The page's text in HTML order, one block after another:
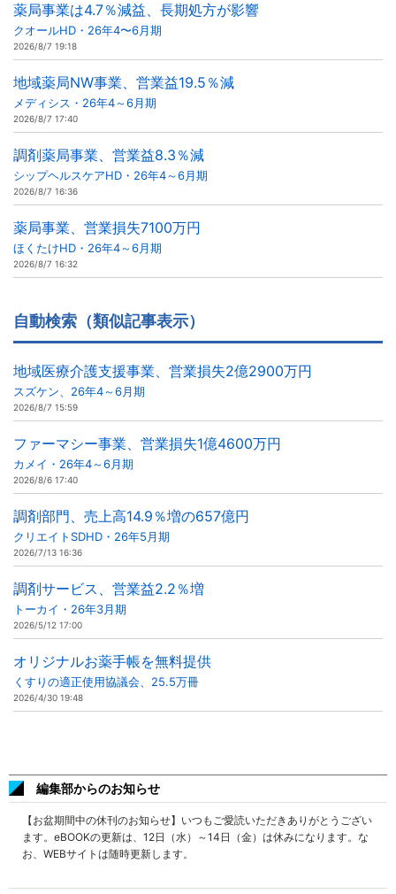
薬局事業は4.7％減益、長期処方が影響
クオールHD・26年4〜6月期
2026/8/7 19:18
地域薬局NW事業、営業益19.5％減
メディシス・26年4～6月期
2026/8/7 17:40
調剤薬局事業、営業益8.3％減
シップヘルスケアHD・26年4～6月期
2026/8/7 16:36
薬局事業、営業損失7100万円
ほくたけHD・26年4～6月期
2026/8/7 16:32
自動検索（類似記事表示）
地域医療介護支援事業、営業損失2億2900万円
スズケン、26年4～6月期
2026/8/7 15:59
ファーマシー事業、営業損失1億4600万円
カメイ・26年4～6月期
2026/8/6 17:40
調剤部門、売上高14.9％増の657億円
クリエイトSDHD・26年5月期
2026/7/13 16:36
調剤サービス、営業益2.2％増
トーカイ・26年3月期
2026/5/12 17:00
オリジナルお薬手帳を無料提供
くすりの適正使用協議会、25.5万冊
2026/4/30 19:48
編集部からのお知らせ
【お盆期間中の休刊のお知らせ】いつもご愛読いただきありがとうござい
ます。eBOOKの更新は、12日（水）～14日（金）は休みになります。な
お、WEBサイトは随時更新します。